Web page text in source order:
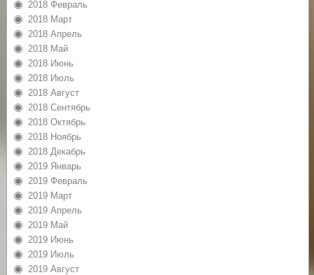
2018 Февраль
2018 Март
2018 Апрель
2018 Май
2018 Июнь
2018 Июль
2018 Август
2018 Сентябрь
2018 Октябрь
2018 Ноябрь
2018 Декабрь
2019 Январь
2019 Февраль
2019 Март
2019 Апрель
2019 Май
2019 Июнь
2019 Июль
2019 Август